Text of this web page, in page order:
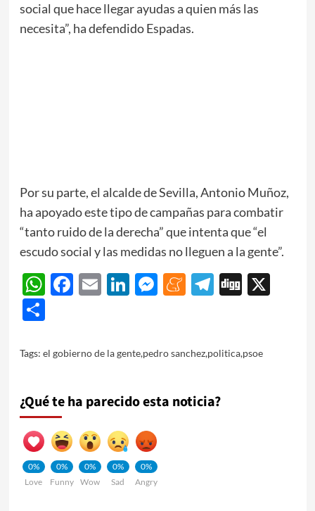
social que hace llegar ayudas a quien más las
necesita”, ha defendido Espadas.
Por su parte, el alcalde de Sevilla, Antonio Muñoz,
ha apoyado este tipo de campañas para combatir
“tanto ruido de la derecha” que intenta que “el
escudo social y las medidas no lleguen a la gente”.
WhatsApp
Facebook
EmailLinkedIn
Messenger
Meneame
Telegram
Digg
X
Share
Tags: el gobierno de la gente,pedro sanchez,politica,psoe
¿Qué te ha parecido esta noticia?
0%
Love
0%
Funny
0%
Wow
0%
Sad
0%
Angry